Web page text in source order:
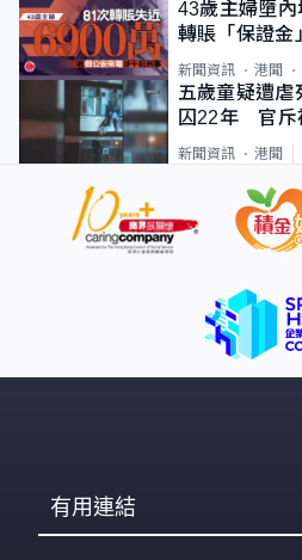
43歲主婦墮
轉賬「保證金
新聞資訊 港聞
五歲童疑遭虐
囚22年 官斥
新聞資訊 港聞
有用連結